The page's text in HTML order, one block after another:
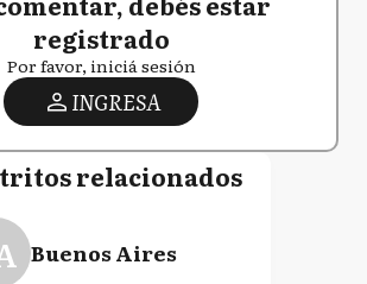
registrado
Por favor, iniciá sesión
INGRESA
relacionados
Buenos Aires